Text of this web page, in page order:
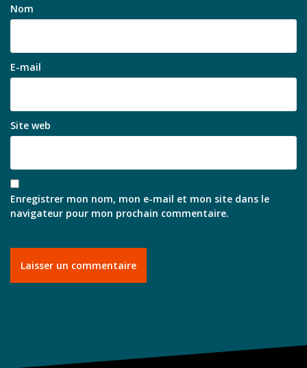
Nom
E-mail
Site web
Enregistrer mon nom, mon e-mail et mon site dans le
navigateur pour mon prochain commentaire.